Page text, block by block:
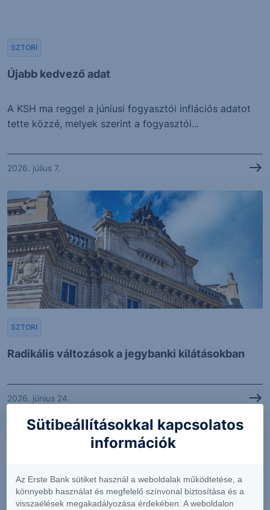
Újabb kedvező adat
SZTORI
A KSH ma reggel a júniusi fogyasztói inflációs adatot
tette közzé, melyek szerint a fogyasztói...
2026. július 7.
Radikális változások a jegybanki kilátásokban
SZTORI
2026. június 24.
Sütibeállításokkal kapcsolatos
információk
Az Erste Bank sütiket használ a weboldalak működtetése, a
könnyebb használat és megfelelő színvonal biztosítása és a
visszaélések megakadályozása érdekében. A weboldalon